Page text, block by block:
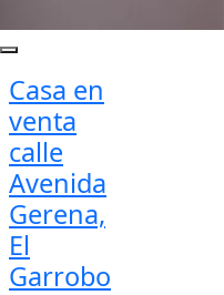
Casa en
venta
calle
Avenida
Gerena,
El
Garrobo